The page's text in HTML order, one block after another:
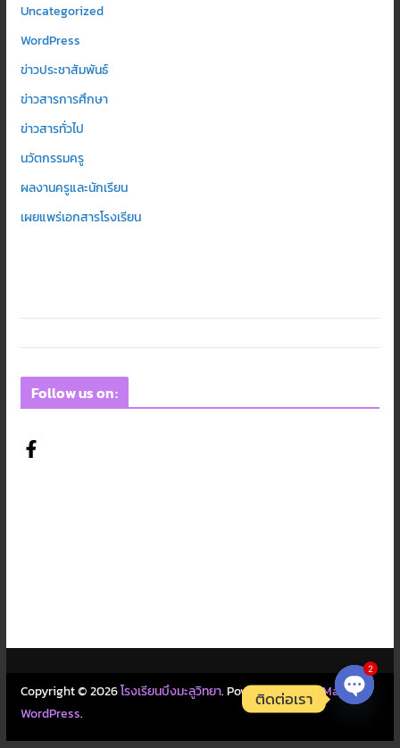
Uncategorized
WordPress
ข่าวประชาสัมพันธ์
ข่าวสารการศึกษา
ข่าวสารทั่วไป
นวัตกรรมครู
ผลงานครูและนักเรียน
เผยแพร่เอกสารโรงเรียน
Follow us on:
Copyright © 2026โรงเรียนบึงมะลูวิทยา. Powered byColorMagand
WordPress.
ติดต่อเรา
2